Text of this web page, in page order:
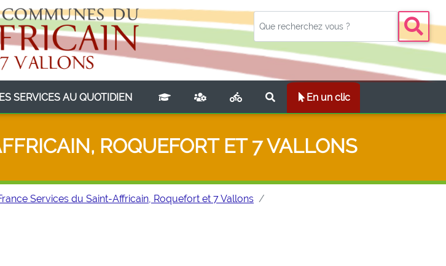
SERVICES AU QUOTIDIEN(CURRENT) En un clic
ROQUEFORT ET 7 VALLONS
Services du Saint-Affricain, Roquefort et 7 Vallons